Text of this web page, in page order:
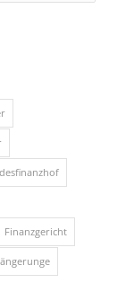
Finanzgericht